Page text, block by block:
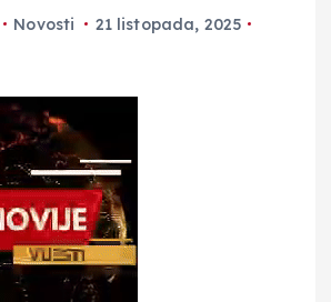
Novosti
21 listopada, 2025